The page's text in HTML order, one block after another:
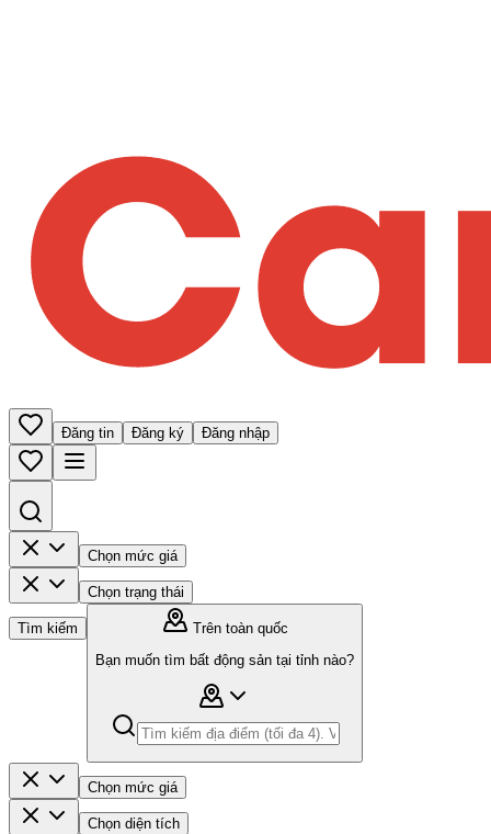
Đăng tin Đăng ký Đăng nhập
Chọn mức giá
Chọn trạng thái
Tìm kiếm
Trên toàn quốc
Bạn muốn tìm bất động sản tại tỉnh nào?
Chọn mức giá
Chọn diện tích